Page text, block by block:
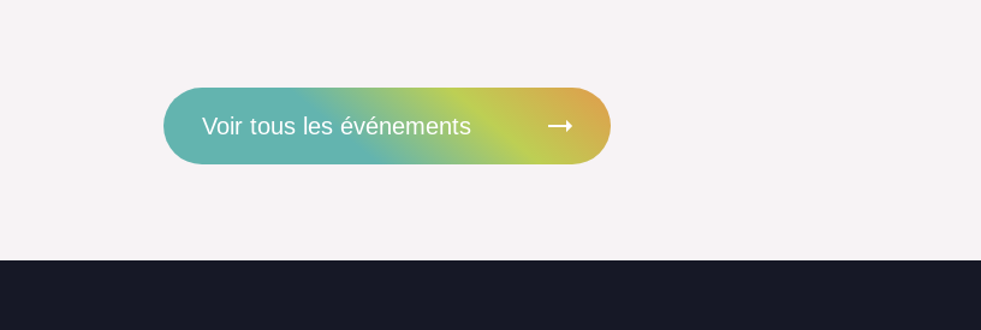
Voir tous les événements